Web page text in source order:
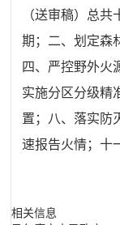
（送审稿）总
期；二、划定森
四、严控野外火
实施分区分级精
置；八、落实防
速报告火情；十
相关信息